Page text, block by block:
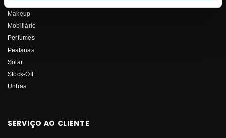
Makeup
Mobiliário
Perfumes
Pestanas
Solar
Stock-Off
Unhas
SERVIÇO AO CLIENTE